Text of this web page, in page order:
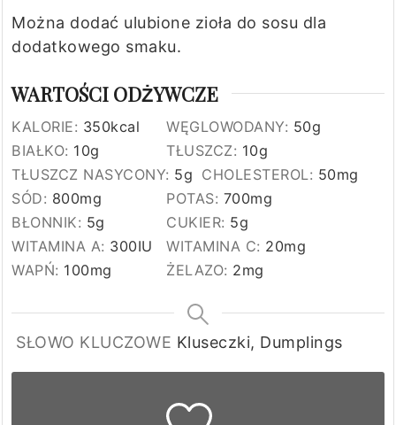
Można dodać ulubione zioła do sosu dla
dodatkowego smaku.
WARTOŚCI ODŻYWCZE
KALORIE: 350kcal WĘGLOWODANY: 50g
BIAŁKO: 10g TŁUSZCZ: 10g
TŁUSZCZ NASYCONY: 5g CHOLESTEROL: 50mg
SÓD: 800mg POTAS: 700mg
BŁONNIK: 5g CUKIER: 5g
WITAMINA A: 300IU WITAMINA C: 20mg
WAPŃ: 100mg ŻELAZO: 2mg
SŁOWO KLUCZOWE Kluseczki, Dumplings